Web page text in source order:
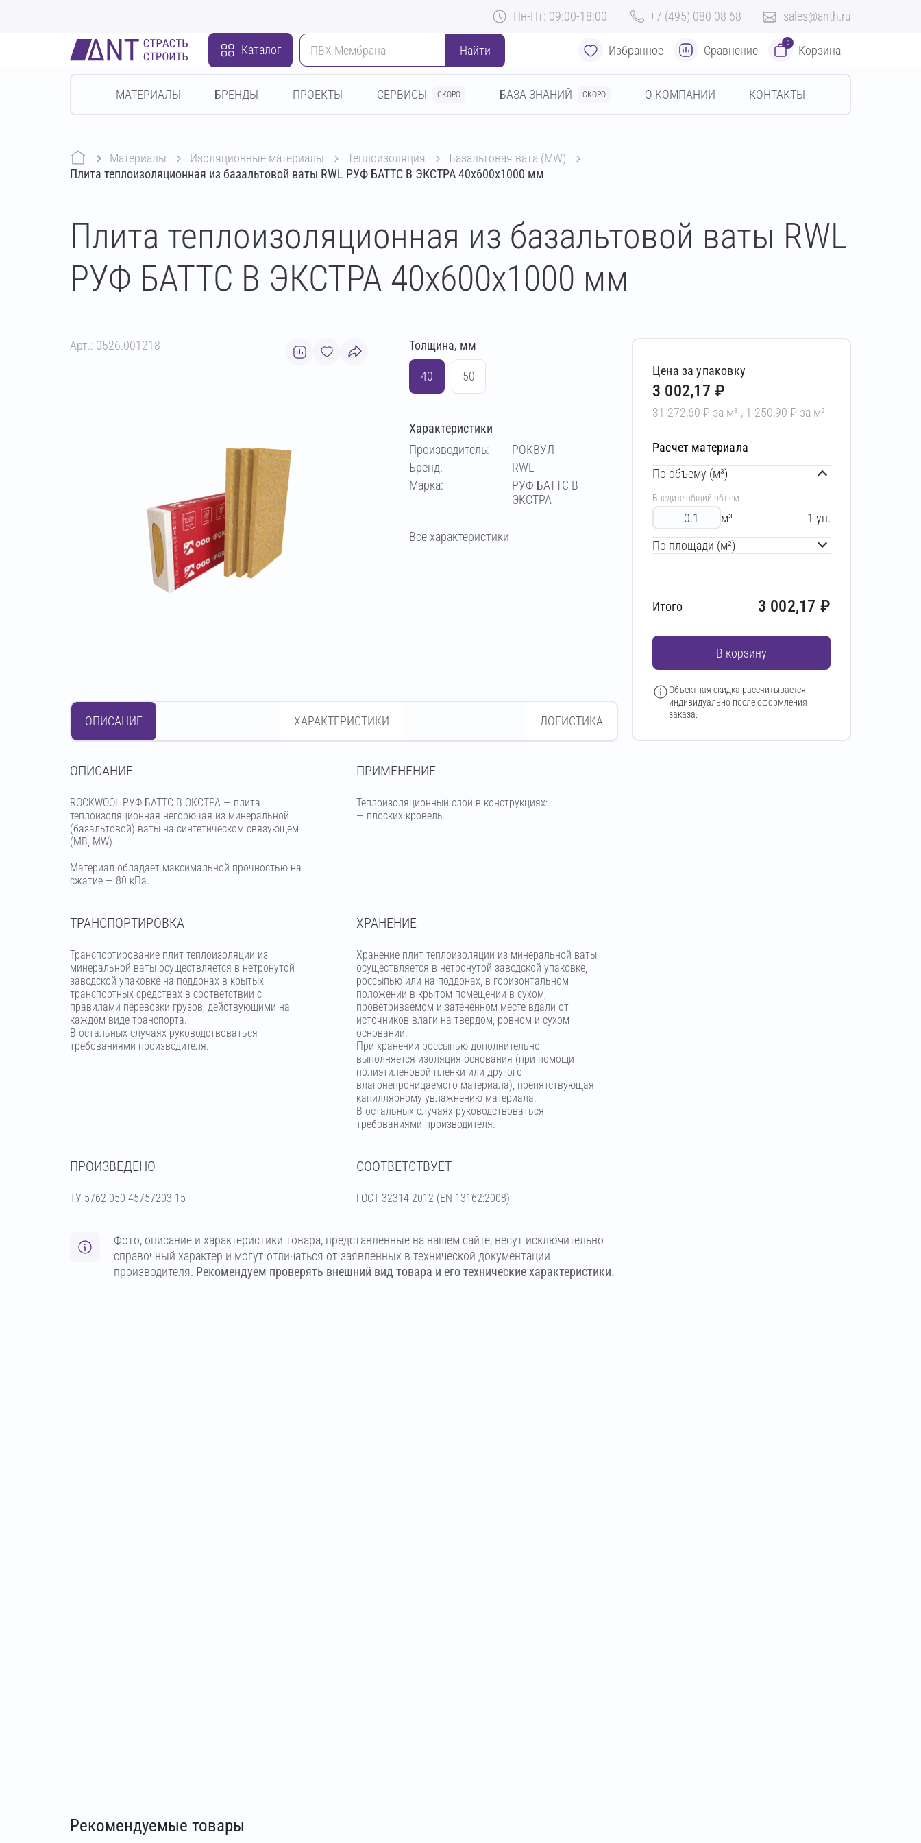
Пн-Пт: 09:00-18:00 +7 (495) 080 08 68 sales@anth.ru
Каталог Найти Избранное Сравнение
0
Корзина
МАТЕРИАЛЫ БРЕНДЫ ПРОЕКТЫ СЕРВИСЫ СКОРО БАЗА ЗНАНИЙ СКОРО О КОМПАНИИ КОНТАКТЫ
Материалы изоляционные материалы теплоизоляция
базальтовая вата (MW)
Плита теплоизоляционная из базальтовой ваты RWL РУФ БАТТС В ЭКСТРА 40х600х1000 мм
Плита теплоизоляционная из базальтовой ваты RWL
РУФ БАТТС В ЭКСТРА 40х600х1000 мм
Арт.: 0526.001218 Толщина, мм
40 50
Характеристики
Производитель:
РОКВУЛ
Бренд:
RWL
Марка:
РУФ БАТТС В
ЭКСТРА
Все характеристики
ОПИСАНИЕ ХАРАКТЕРИСТИКИ ЛОГИСТИКА
OПИСАНИЕ
ROCKWOOL РУФ БАТТС В ЭКСТРА — плита
теплоизоляционная негорючая из минеральной
(базальтовой) ваты на синтетическом связующем
(МВ, MW).
Материал обладает максимальной прочностью на
сжатие — 80 кПа.
ПРИМЕНЕНИЕ
Теплоизоляционный слой в конструкциях:
— плоских кровель.
ТРАНСПОРТИРОВКА
Транспортирование плит теплоизоляции из
минеральной ваты осуществляется в нетронутой
заводской упаковке на поддонах в крытых
транспортных средствах в соответствии с
правилами перевозки грузов, действующими на
каждом виде транспорта.
В остальных случаях руководствоваться
требованиями производителя.
ХРАНЕНИЕ
Хранение плит теплоизоляции из минеральной ваты
осуществляется в нетронутой заводской упаковке,
россыпью или на поддонах, в горизонтальном
положении в крытом помещении в сухом,
проветриваемом и затененном месте вдали от
источников влаги на твердом, ровном и сухом
основании.
При хранении россыпью дополнительно
выполняется изоляция основания (при помощи
полиэтиленовой пленки или другого
влагонепроницаемого материала), препятствующая
капиллярному увлажнению материала.
В остальных случаях руководствоваться
требованиями производителя.
ПРОИЗВЕДЕНО
ТУ 5762-050-45757203-15
СООТВЕТСТВУЕТ
ГОСТ 32314-2012 (ЕN 13162:2008)
Фото, описание и характеристики товара, представленные на нашем сайте, несут исключительно
справочный характер и могут отличаться от заявленных в технической документации
производителя. Рекомендуем проверять внешний вид товара и его технические характеристики.
Цена за упаковку
3 002,17 ₽
31 272,60 ₽ за м³ , 1 250,90 ₽ за м²
Расчет материала
По объему (м³)
Введите общий объем
м³ 1 уп.
По площади (м²)
Итого 3 002,17 ₽
В корзину
Объектная скидка рассчитывается
индивидуально после оформления
заказа.
Рекомендуемые товары